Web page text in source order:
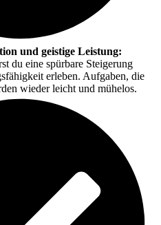
und geistige Leistung:
du eine spürbare Steigerung
erleben. Aufgaben, die
wieder leicht und mühelos.